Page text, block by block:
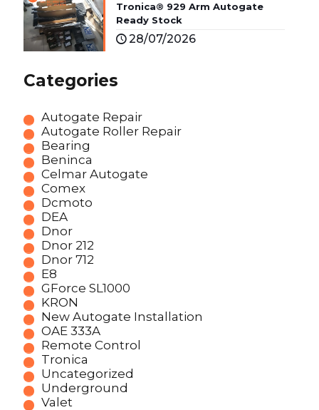
Tronica® 929 Arm Autogate
Ready Stock
28/07/2026
Categories
Autogate Repair
Autogate Roller Repair
Bearing
Beninca
Celmar Autogate
Comex
Dcmoto
DEA
Dnor
Dnor 212
Dnor 712
E8
GForce SL1000
KRON
New Autogate Installation
OAE 333A
Remote Control
Tronica
Uncategorized
Underground
Valet